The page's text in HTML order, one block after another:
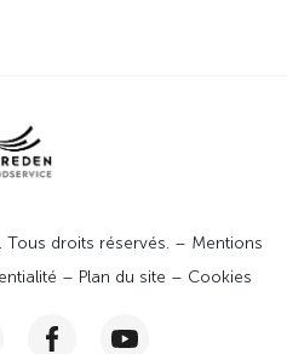
droits réservés. – Mentions
– Plan du site – Cookies